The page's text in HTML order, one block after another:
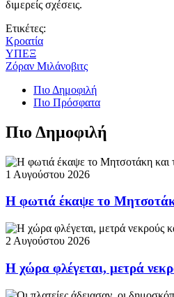
διμερείς σχέσεις.
Ετικέτες:
Κροατία
ΥΠΕΞ
Ζόραν Μιλάνοβιτς
Πιο Δημοφιλή
Πιο Πρόσφατα
Πιο Δημοφιλή
1 Αυγούστου 2026
Η φωτιά έκαψε το
2 Αυγούστου 2026
Η χώρα φλέγεται, μετρά